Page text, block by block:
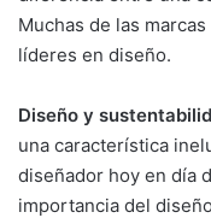
Muchas de las
líderes en diseño.
Diseño y
una característica
diseñador hoy en día
importancia del